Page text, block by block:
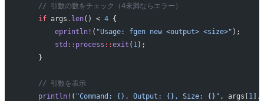
    // 引数の数をチェック（4未満ならエラー）
    if
args . len() < 4 {
        eprintln!
( "Usage: fgen new <output> <size>" );
        std
:: process ::exit ( 1);
    }
    // 引数を表示
    println!
( "Command: {}, Output: {}, Size: {}" , args[ 1],